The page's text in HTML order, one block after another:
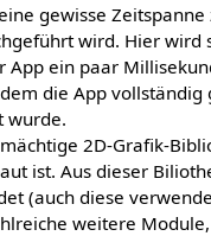
gewisse
wird. Hier wird
App ein paar
die App vollständig
wurde.
mächtige 2D-Grafik-
ist. Aus dieser
(auch diese
weitere